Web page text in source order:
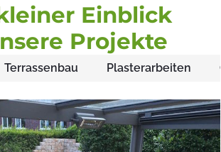
Einblick
Projekte
Terrassenbau Plasterarbeiten